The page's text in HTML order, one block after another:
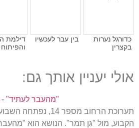
כדורגל נערות
בקצרין
בין עבר לעכשיו
דילמת
והפיתוח
אולי יעניין אותך גם:
"מהעבר לעתיד" -
תערוכת הרחוב מספר 14,
הקבוע, מול "גן תמר". הנושא הוא